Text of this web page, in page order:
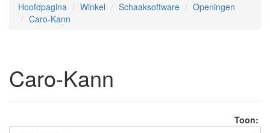
Hoofdpagina Winkel Schaaksoftware
Openingen
Caro-Kann
Caro-Kann
Toon: